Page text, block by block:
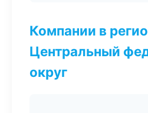
Компании в
Центральный
округ